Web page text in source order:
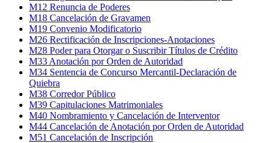
M12 Renuncia de Poderes
M18 Cancelación de Gravamen
M19 Convenio Modificatorio
M26 Rectificación de Inscripciones-Anotaciones
M28 Poder para Otorgar o Suscribir Títulos de Crédito
M33 Anotación por Orden de Autoridad
M34 Sentencia de Concurso Mercantil-Declaración de
Quiebra
M38 Corredor Público
M39 Capitulaciones Matrimoniales
M40 Nombramiento y Cancelación de Interventor
M44 Cancelación de Anotación por Orden de Autoridad
M51 Cancelación de Inscripción